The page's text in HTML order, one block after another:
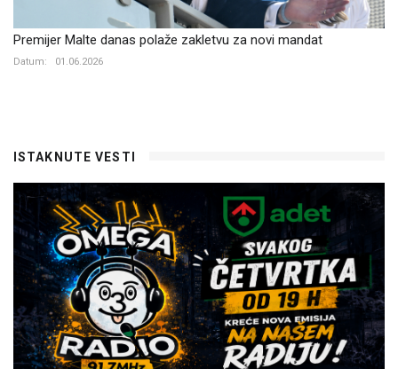
Premijer Malte danas polaže zakletvu za novi mandat
Datum: 01.06.2026
ISTAKNUTE VESTI